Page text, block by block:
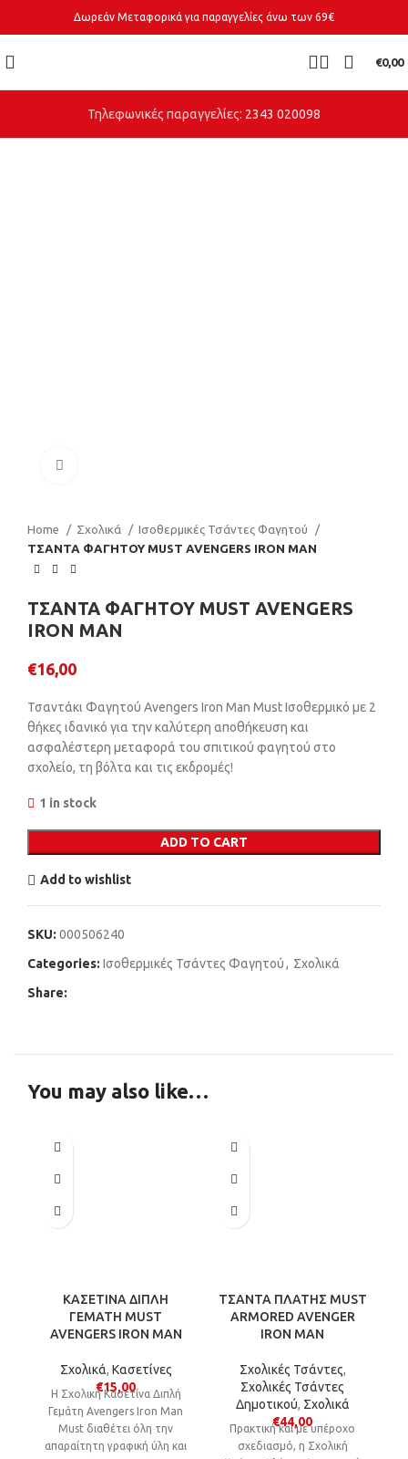
Δωρεάν Μεταφορικά για παραγγελίες άνω των 69€
€0,00
Τηλεφωνικές παραγγελίες: 2343 020098
Home Σχολικά
Ισοθερμικές Τσάντες Φαγητού
ΤΣΑΝΤΑ ΦΑΓΗΤΟΥ MUST AVENGERS IRON MAN
ΤΣΑΝΤΑ ΦΑΓΗΤΟΥ MUST AVENGERS
IRON MAN
€16,00
Τσαντάκι Φαγητού Avengers Iron Man Must Ισοθερμικό με 2
θήκες ιδανικό για την καλύτερη αποθήκευση και
ασφαλέστερη μεταφορά του σπιτικού φαγητού στο
σχολείο, τη βόλτα και τις εκδρομές!
1 in stock
ADD TO CART
Add to wishlist
SKU: 000506240
Categories: Ισοθερμικές Τσάντες Φαγητού, Σχολικά
Share:
You may also like…
ΚΑΣΕΤΙΝΑ ΔΙΠΛΗ
ΓΕΜΑΤΗ MUST
AVENGERS IRON MAN
Σχολικά, Κασετίνες
€15,00
Η Σχολική Κασετίνα Διπλή
Γεμάτη Avengers Iron Man
Must διαθέτει όλη την
απαραίτητη γραφική ύλη και
ΤΣΑΝΤΑ ΠΛΑΤΗΣ MUST
ARMORED AVENGER
IRON MAN
Σχολικές Τσάντες,
Σχολικές Τσάντες
Δημοτικού, Σχολικά
€44,00
Πρακτική και με υπέροχο
σχεδιασμό, η Σχολική